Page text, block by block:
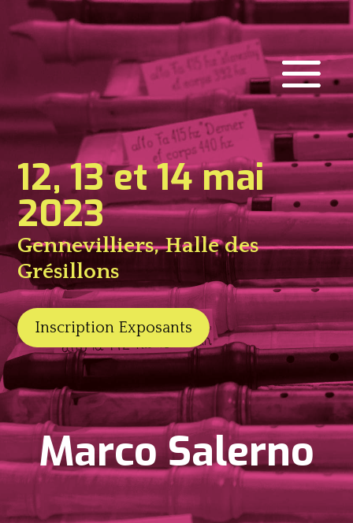
12, 13 et 14 mai
2023
Gennevilliers, Halle des
Grésillons
Inscription Exposants
Marco Salerno